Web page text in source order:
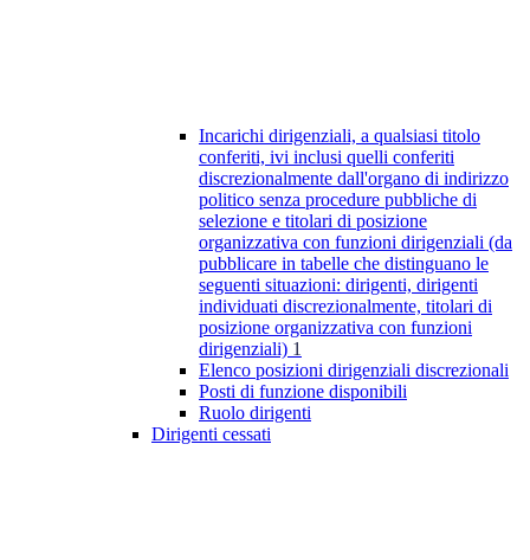
Incarichi dirigenziali, a qualsiasi titolo
conferiti, ivi inclusi quelli conferiti
discrezionalmente dall'organo di indirizzo
politico senza procedure pubbliche di
selezione e titolari di posizione
organizzativa con funzioni dirigenziali (da
pubblicare in tabelle che distinguano le
seguenti situazioni: dirigenti, dirigenti
individuati discrezionalmente, titolari di
posizione organizzativa con funzioni
dirigenziali) 1
Elenco posizioni dirigenziali discrezionali
Posti di funzione disponibili
Ruolo dirigenti
Dirigenti cessati